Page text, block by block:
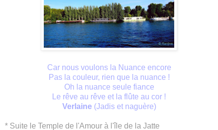
Car nous voulons la Nuance encore
Pas la couleur, rien que la nuance !
Oh la nuance seule fiance
Le rêve au rêve et la flûte au cor !
Verlaine(Jadis et naguère)
* Suite le Temple de l'Amour à l'île de la Jatte